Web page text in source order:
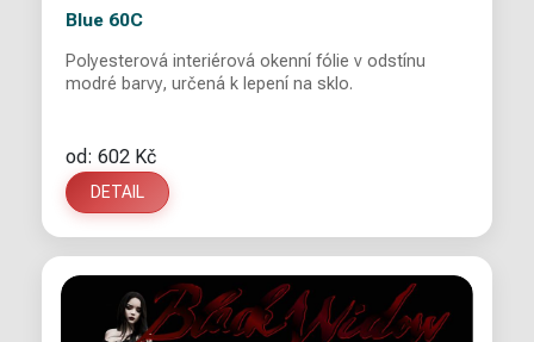
Blue 60C
Polyesterová interiérová okenní fólie v odstínu
modré barvy, určená k lepení na sklo.
od: 602 Kč
DETAIL